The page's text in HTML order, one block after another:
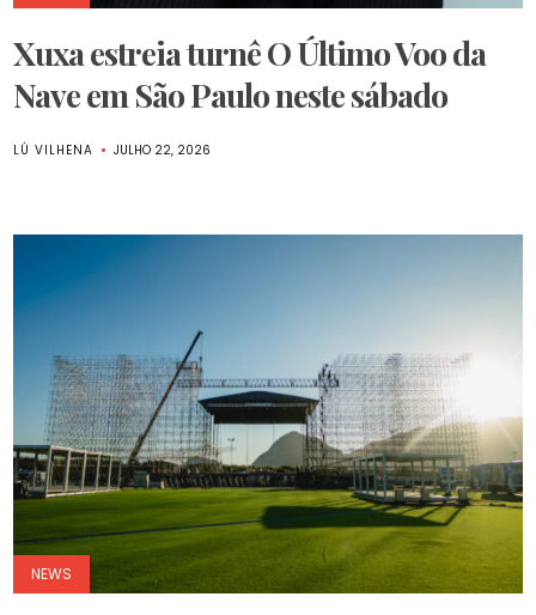
Xuxa estreia turnê O Último Voo da
Nave em São Paulo neste sábado
LÚ VILHENA JULHO 22, 2026
NEWS